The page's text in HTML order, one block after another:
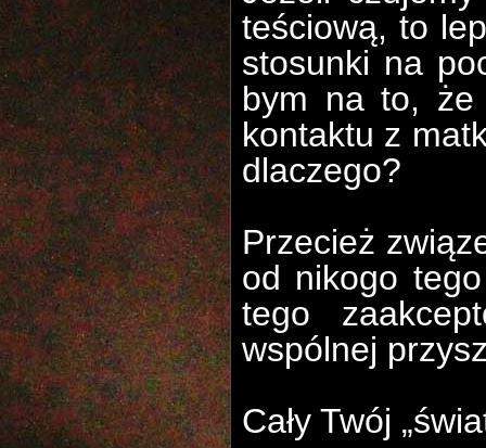
teściową, to
stosunki na
bym na to, że
kontaktu z
dlaczego?
Przecież
od nikogo
tego
wspólnej
Cały Twój